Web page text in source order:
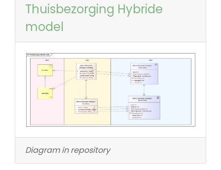
Thuisbezorging Hybride
model
Diagram in repository